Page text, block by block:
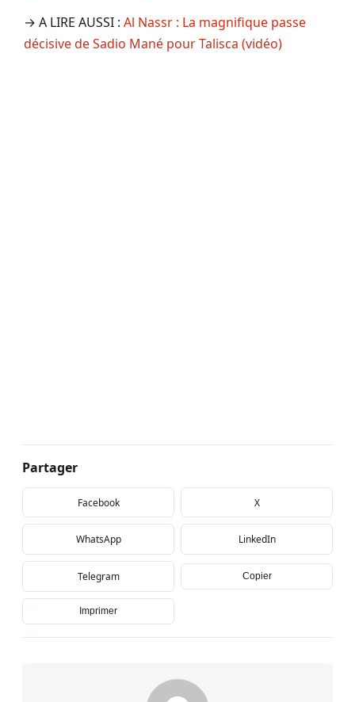
→ A LIRE AUSSI : Al Nassr : La magnifique passe
décisive de Sadio Mané pour Talisca (vidéo)
Partager
Facebook X
WhatsApp LinkedIn
Telegram Copier
Imprimer